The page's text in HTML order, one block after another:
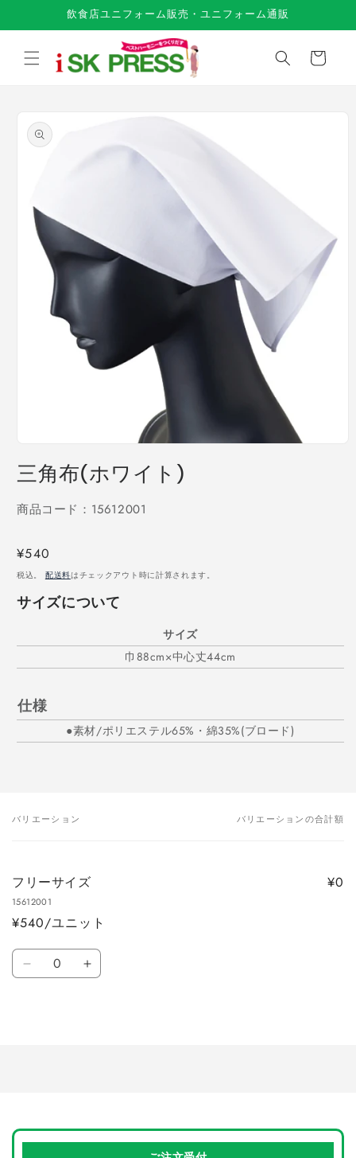
進む
飲食店ユニフォーム販売・ユニフォーム通販
ー
報にス
キップ
ー
ダ
で
ィ
(1)
開
三角布(ホワイト)
商品コード：15612001
通
常
価
格
¥540
税込。 配送料はチェックアウト時に計算されます。
サイズについて
サイズ
巾88cm×中心丈44cm
仕様
●素材/ポリエステル65%・綿35%(ブロード)
あ
の
カ
ー
ト
バリエーション バリエーションの合計額
フリーサイズ
15612001
¥540/ユニット
¥0
数
量
量
を
フ
量
を